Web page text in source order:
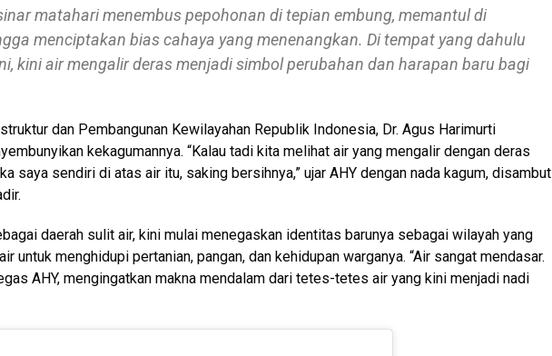
matahari menembus pepohonan di tepian embung, memantul di
menciptakan bias cahaya yang menenangkan. Di tempat yang dahulu
kini air mengalir deras menjadi simbol perubahan dan harapan baru bagi
dan Pembangunan Kewilayahan Republik Indonesia, Dr. Agus Harimurti
kekagumannya. “Kalau tadi kita melihat air yang mengalir dengan deras
saya sendiri di atas air itu, saking bersihnya,” ujar AHY dengan nada kagum, disambut
daerah sulit air, kini mulai menegaskan identitas barunya sebagai wilayah yang
untuk menghidupi pertanian, pangan, dan kehidupan warganya. “Air sangat mendasar.
AHY, mengingatkan makna mendalam dari tetes-tetes air yang kini menjadi nadi